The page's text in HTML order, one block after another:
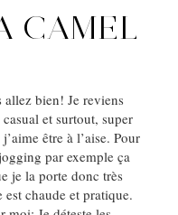
CAMEL
bien! Je reviens
et surtout, super
être à l’aise. Pour
par exemple ça
je la porte donc très
est chaude et pratique.